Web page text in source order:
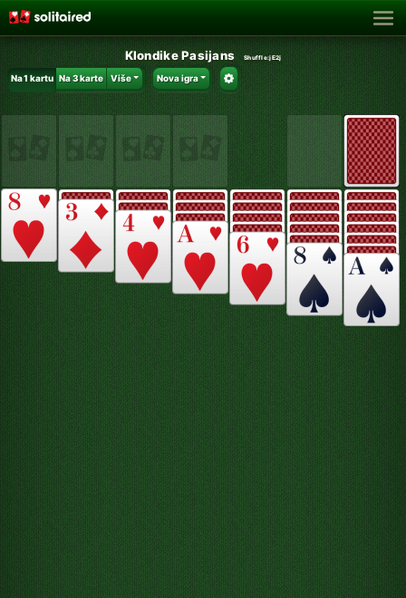
Klondike Pasijans Shuffle:jE2j
Na 1 kartu Na 3 karte Više Nova igra